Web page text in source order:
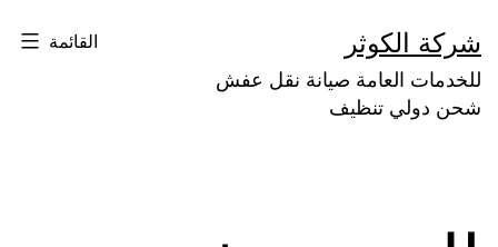
إلى
المحتوى
شركة الكوثر
للخدمات العامة صيانة نقل عفش
شحن دولي تنظيف
القائمة